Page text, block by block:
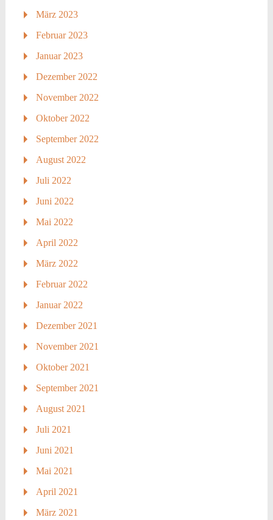
März 2023
Februar 2023
Januar 2023
Dezember 2022
November 2022
Oktober 2022
September 2022
August 2022
Juli 2022
Juni 2022
Mai 2022
April 2022
März 2022
Februar 2022
Januar 2022
Dezember 2021
November 2021
Oktober 2021
September 2021
August 2021
Juli 2021
Juni 2021
Mai 2021
April 2021
März 2021